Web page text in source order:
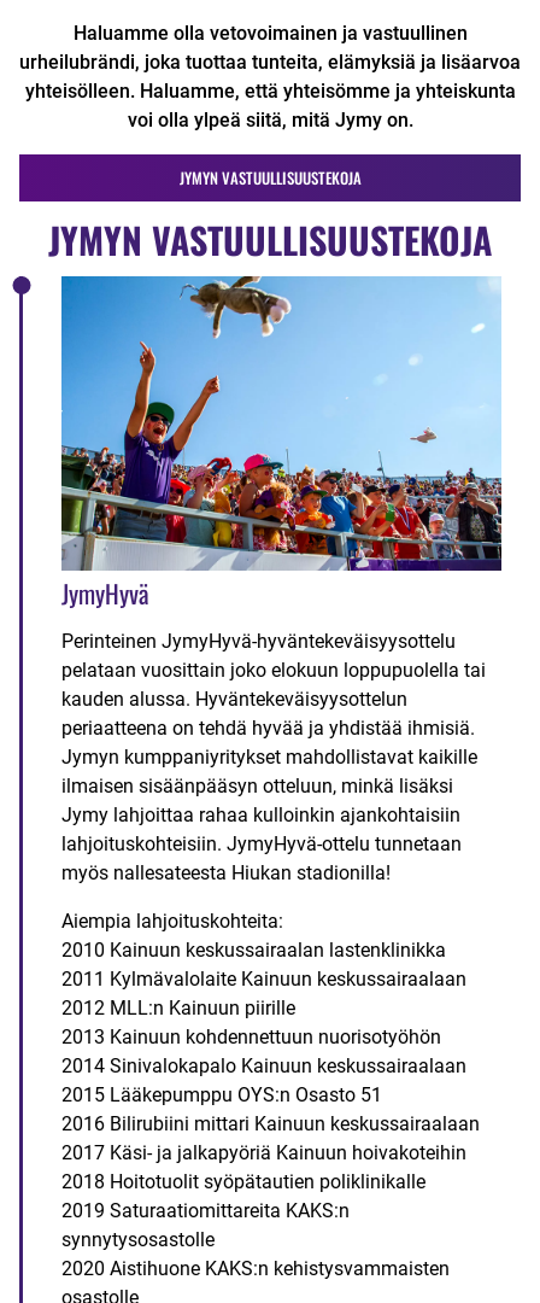
Haluamme olla vetovoimainen ja vastuullinen
urheilubrändi, joka tuottaa tunteita, elämyksiä ja lisäarvoa
yhteisölleen. Haluamme, että yhteisömme ja yhteiskunta
voi olla ylpeä siitä, mitä Jymy on.
JYMYN VASTUULLISUUSTEKOJA
JYMYN VASTUULLISUUSTEKOJA
JymyHyvä
Perinteinen JymyHyvä-hyväntekeväisyysottelu
pelataan vuosittain joko elokuun loppupuolella tai
kauden alussa. Hyväntekeväisyysottelun
periaatteena on tehdä hyvää ja yhdistää ihmisiä.
Jymyn kumppaniyritykset mahdollistavat kaikille
ilmaisen sisäänpääsyn otteluun, minkä lisäksi
Jymy lahjoittaa rahaa kulloinkin ajankohtaisiin
lahjoituskohteisiin. JymyHyvä-ottelu tunnetaan
myös nallesateesta Hiukan stadionilla!
Aiempia lahjoituskohteita:
2010 Kainuun keskussairaalan lastenklinikka
2011 Kylmävalolaite Kainuun keskussairaalaan
2012 MLL:n Kainuun piirille
2013 Kainuun kohdennettuun nuorisotyöhön
2014 Sinivalokapalo Kainuun keskussairaalaan
2015 Lääkepumppu OYS:n Osasto 51
2016 Bilirubiini mittari Kainuun keskussairaalaan
2017 Käsi- ja jalkapyöriä Kainuun hoivakoteihin
2018 Hoitotuolit syöpätautien poliklinikalle
2019 Saturaatiomittareita KAKS:n
synnytysosastolle
2020 Aistihuone KAKS:n kehistysvammaisten
osastolle